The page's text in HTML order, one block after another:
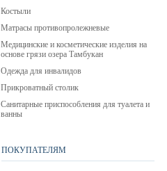
Костыли
Матрасы противопролежневые
Медицинские и косметические изделия на
основе грязи озера Тамбукан
Одежда для инвалидов
Прикроватный столик
Санитарные приспособления для туалета и
ванны
ПОКУПАТЕЛЯМ